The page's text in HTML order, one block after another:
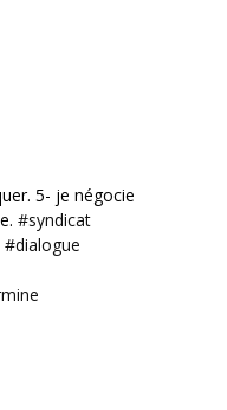
5- je négocie
#syndicat
#dialogue